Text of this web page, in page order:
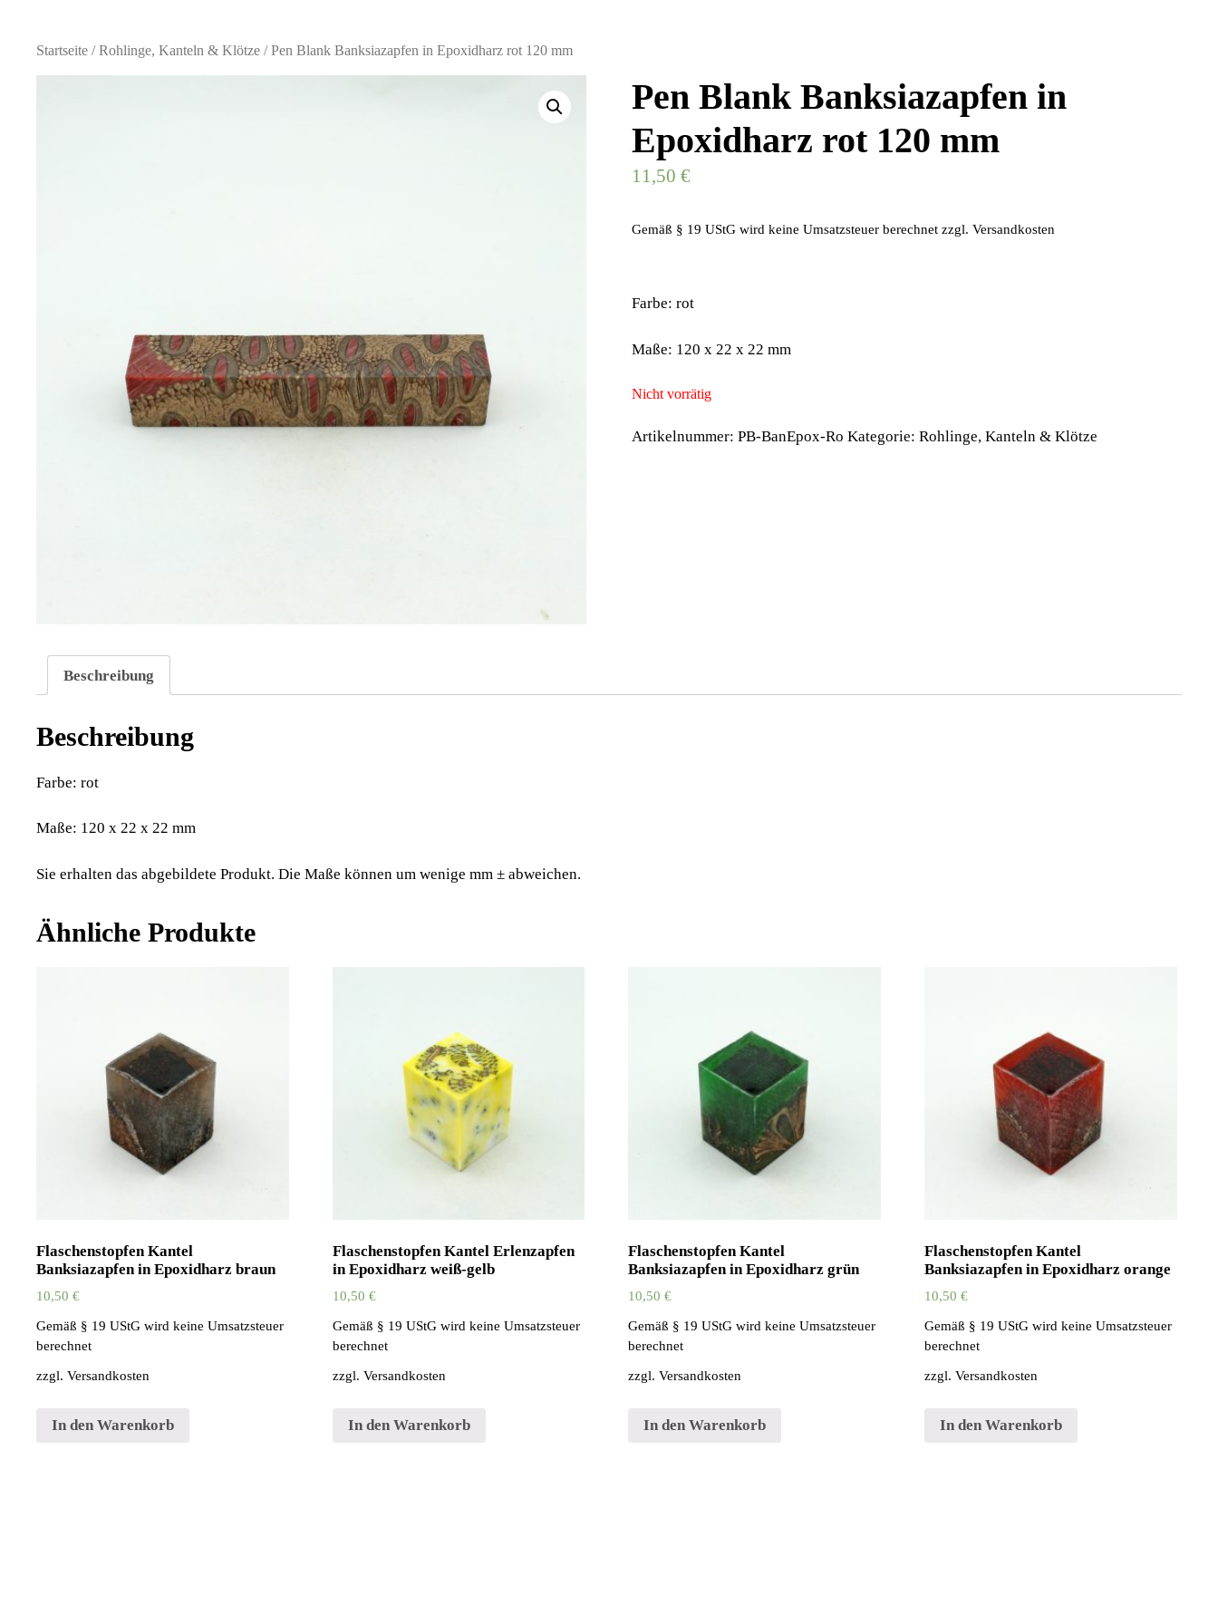
Startseite /Rohlinge, Kanteln & Klötze / Pen Blank Banksiazapfen in Epoxidharz rot 120 mm
Pen Blank Banksiazapfen in
Epoxidharz rot 120 mm
11,50€
Gemäß § 19 UStG wird keine Umsatzsteuer berechnet zzgl.Versandkosten
Farbe: rot
Maße: 120 x 22 x 22 mm
Nicht vorrätig
Artikelnummer:PB-BanEpox-Ro Kategorie:Rohlinge, Kanteln & Klötze
Beschreibung
Beschreibung
Farbe: rot
Maße: 120 x 22 x 22 mm
Sie erhalten das abgebildete Produkt. Die Maße können um wenige mm ± abweichen.
Ähnliche Produkte
Flaschenstopfen Kantel
Banksiazapfen in Epoxidharz braun
10,50 €
Gemäß § 19 UStG wird keine Umsatzsteuer
berechnet
zzgl. Versandkosten
In den Warenkorb
Flaschenstopfen Kantel Erlenzapfen
in Epoxidharz weiß-gelb
10,50 €
Gemäß § 19 UStG wird keine Umsatzsteuer
berechnet
zzgl. Versandkosten
In den Warenkorb
Flaschenstopfen Kantel
Banksiazapfen in Epoxidharz grün
10,50€
Gemäß § 19 UStG wird keine Umsatzsteuer
berechnet
zzgl.Versandkosten
In den Warenkorb
Flaschenstopfen Kantel
Banksiazapfen in Epoxidharz orange
10,50€
Gemäß § 19 UStG wird keine Umsatzsteuer
berechnet
zzgl.Versandkosten
In den Warenkorb